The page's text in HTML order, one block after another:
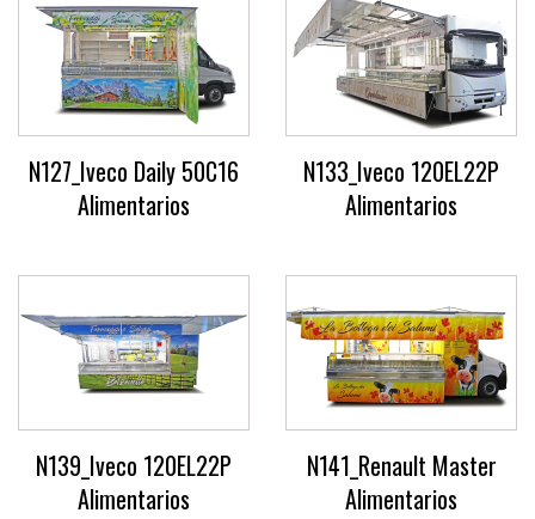
N127_Iveco Daily 50C16
Alimentarios
N133_Iveco 120EL22P
Alimentarios
N139_Iveco 120EL22P
Alimentarios
N141_Renault Master
Alimentarios